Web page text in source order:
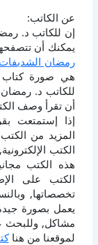
عن الكاتب:
إن للكاتب د.
يمكنك أن
رمضان الشديفات
هي صورة كتاب
للكاتب د.
أن تقرأ وصف
إذا إستمتعت
المزيد من
الكتب
الكتب على
يعمل بصورة
مشاكل, وللبحث
لموقعنا من هنا